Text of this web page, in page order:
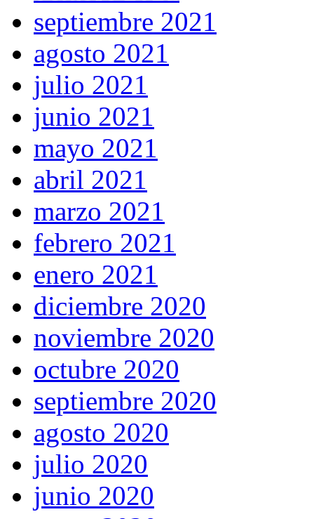
septiembre 2021
agosto 2021
julio 2021
junio 2021
mayo 2021
abril 2021
marzo 2021
febrero 2021
enero 2021
diciembre 2020
noviembre 2020
octubre 2020
septiembre 2020
agosto 2020
julio 2020
junio 2020